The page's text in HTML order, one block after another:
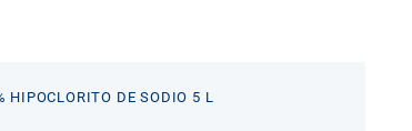
HIPOCLORITO DE SODIO 5 L